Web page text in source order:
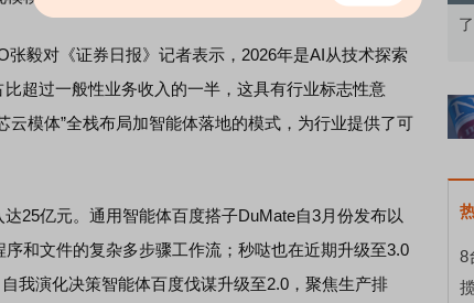
毅对《证券日报》记者表示，2026年是AI从技术探索
超过一般性业务收入的一半，这具有行业标志性意
云模体”全栈布局加智能体落地的模式，为行业提供了可
达25亿元。通用智能体百度搭子DuMate自3月份发布以
和文件的复杂多步骤工作流；秒哒也在近期升级至3.0
我演化决策智能体百度伐谋升级至2.0，聚焦生产排
8